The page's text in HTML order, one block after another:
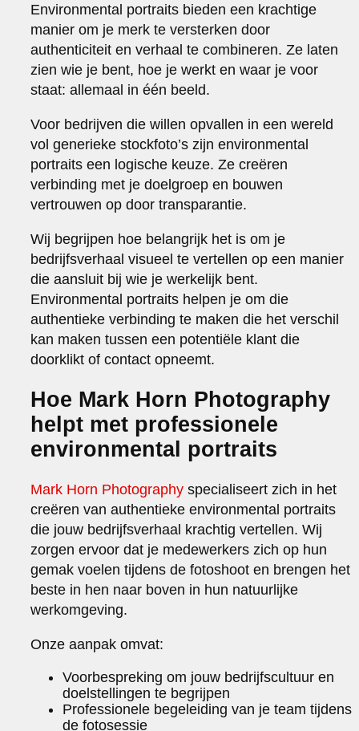
Environmental portraits bieden een krachtige
manier om je merk te versterken door
authenticiteit en verhaal te combineren. Ze laten
zien wie je bent, hoe je werkt en waar je voor
staat: allemaal in één beeld.
Voor bedrijven die willen opvallen in een wereld
vol generieke stockfoto’s zijn environmental
portraits een logische keuze. Ze creëren
verbinding met je doelgroep en bouwen
vertrouwen op door transparantie.
Wij begrijpen hoe belangrijk het is om je
bedrijfsverhaal visueel te vertellen op een manier
die aansluit bij wie je werkelijk bent.
Environmental portraits helpen je om die
authentieke verbinding te maken die het verschil
kan maken tussen een potentiële klant die
doorklikt of contact opneemt.
Hoe Mark Horn Photography
helpt met professionele
environmental portraits
Mark Horn Photography specialiseert zich in het
creëren van authentieke environmental portraits
die jouw bedrijfsverhaal krachtig vertellen. Wij
zorgen ervoor dat je medewerkers zich op hun
gemak voelen tijdens de fotoshoot en brengen het
beste in hen naar boven in hun natuurlijke
werkomgeving.
Onze aanpak omvat:
Voorbespreking om jouw bedrijfscultuur en
doelstellingen te begrijpen
Professionele begeleiding van je team tijdens
de fotosessie